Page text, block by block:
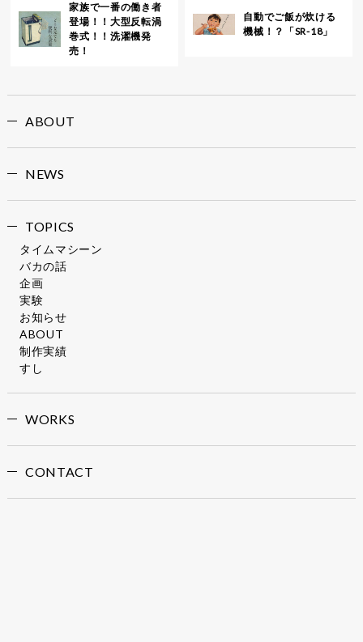
家族で一番の働き者
登場！！大型反転渦
巻式！！洗濯機発
売！
自動でご飯が炊ける
機械！？「SR-18」
ABOUT
NEWS
TOPICS
タイムマシーン
バカの話
企画
実験
お知らせ
ABOUT
制作実績
すし
WORKS
CONTACT